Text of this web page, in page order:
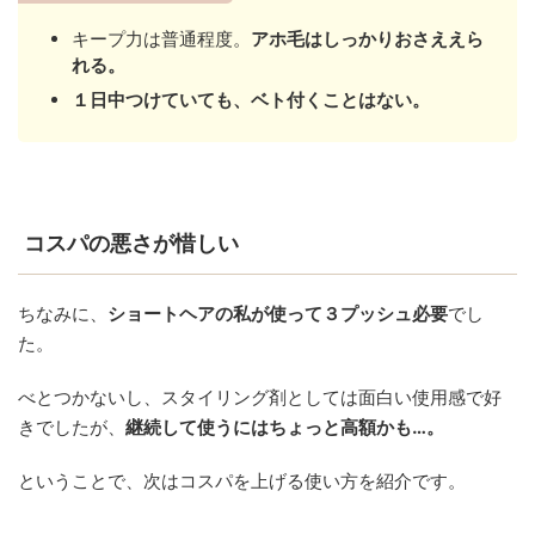
キープ力は普通程度。 アホ毛はしっかりおさええら
れる。
１日中つけていても、ベト付くことはない。
コスパの悪さが惜しい
ちなみに、 ショートヘアの私が使って３プッシュ必要でし
た。
べとつかないし、スタイリング剤としては面白い使用感で好
きでしたが、 継続して使うにはちょっと高額かも…。
ということで、 次はコスパを上げる使い方を紹介です。